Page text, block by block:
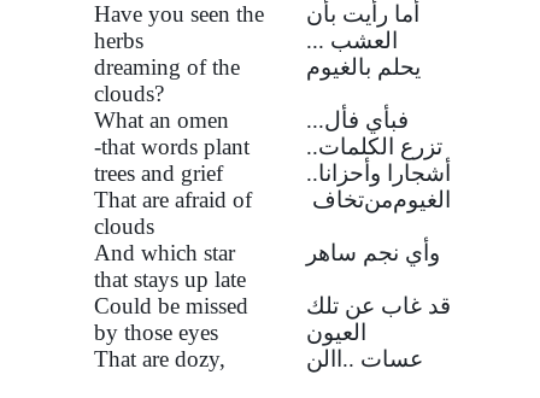
Have you seen the
herbs
أما رأيت بأن
العشب ...
dreaming of the
clouds?
يحلم بالغيوم
What an omen
فبأي فأل...
-that words plant
تزرع الكلمات..
trees and grief
أشجارا وأحزانا..
That are afraid of
clouds
تخافمنالغيوم
And which star
that stays up late
وأي نجم ساهر
Could be missed
by those eyes
قد غاب عن تلك
العيون
That are dozy,
الن عسات ..